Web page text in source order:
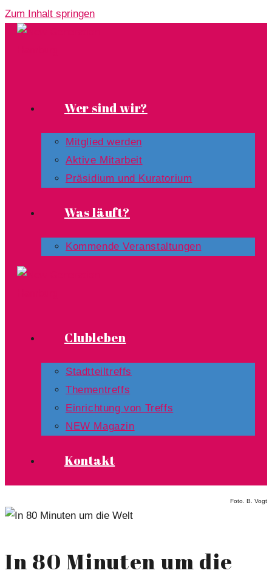
Zum Inhalt springen
Wer sind wir?
Mitglied werden
Aktive Mitarbeit
Präsidium und Kuratorium
Was läuft?
Kommende Veranstaltungen
Clubleben
Stadtteiltreffs
Thementreffs
Einrichtung von Treffs​
NEW Magazin
Kontakt
Foto. B. Vogt
In 80 Minuten um die